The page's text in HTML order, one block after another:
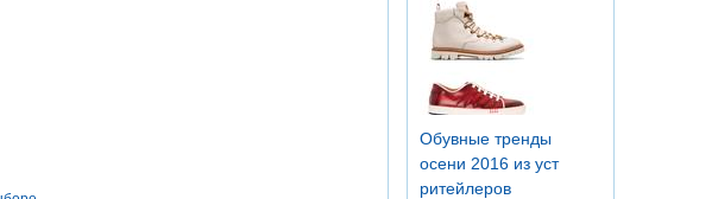
Обувные тренды
осени 2016 из уст
ритейлеров